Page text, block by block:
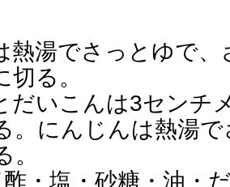
熱湯でさっとゆで
切る。
だいこんは3センチ
。にんじんは熱湯
・塩・砂糖・油・